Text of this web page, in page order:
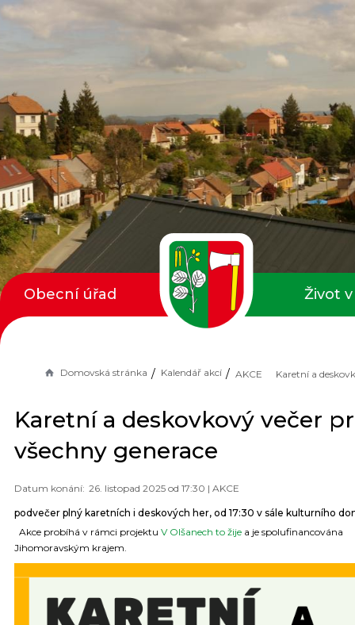
Domovská stránka Kalendář akcí AKCE
Karetní a deskovkový večer
všechny generace
26. listopad 2025 od 17:30 | AKCE
podvečer plný karetních i deskových her, od 17:30 v sále kulturního
Akce probíhá v rámci projektu V Olšanech to žije a je spolufinancována
Jihomoravským krajem.
Obecní úřad Život